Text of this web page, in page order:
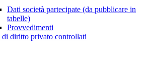
Dati società partecipate (da pubblicare in
tabelle)
Provvedimenti
di diritto privato controllati